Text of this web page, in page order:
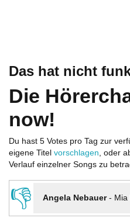
Das hat nicht
Die
now!
Du hast 5 Votes pro Tag zur
eigene Titel vorschlagen, oder
Verlauf einzelner Songs zu
👎 Angela Nebauer- Mia